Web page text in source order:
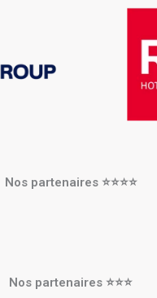
Nos partenaires ⭐⭐⭐⭐
Nos partenaires ⭐⭐⭐